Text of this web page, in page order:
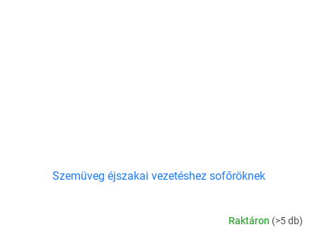
Szemüveg éjszakai vezetéshez sofőröknek
Raktáron (>5 db)